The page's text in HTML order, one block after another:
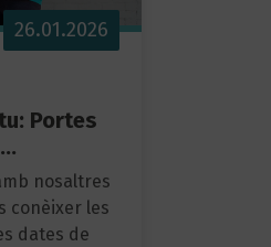
26.01.2026
Portes
nosaltres
conèixer les
dates de